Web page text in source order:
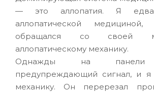
— это аллопатия. Я
аллопатической
обращался со своей
аллопатическому механику.
Однажды на панели
предупреждающий сигнал, и я
механику. Он перерезал